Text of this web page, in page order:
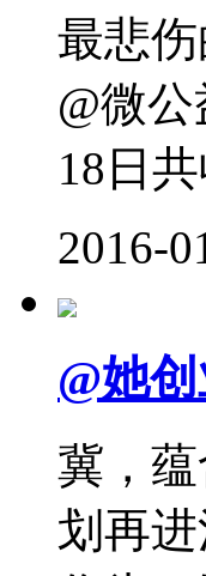
最悲
@微
18日
2016-
@她
冀，
划再